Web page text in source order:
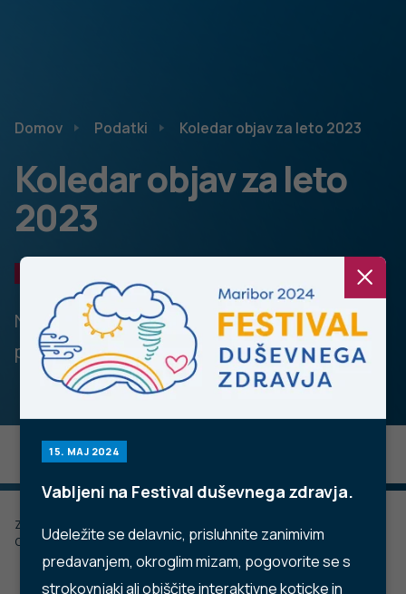
15. MAJ 2024
Vabljeni na Festival duševnega zdravja.
Udeležite se delavnic, prisluhnite zanimivim
predavanjem, okroglim mizam, pogovorite se s
strokovnjaki ali obiščite interaktivne koticke in
Domov Podatki Koledar objav za leto 2023
Koledar objav za leto
2023
Napovedane objave podatkov v letu 2023 so
prikazane v spodnji tabeli.
Zadnje posodobljeno: 29.09.2023
Objavljeno: 30.01.2023